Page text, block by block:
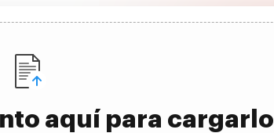
aquí para cargarlo